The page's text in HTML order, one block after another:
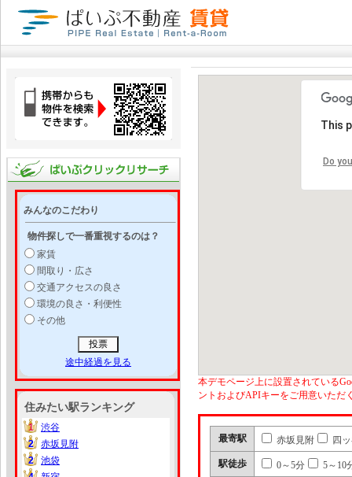
みんなのこだわり
物件探しで一番重視するのは？
家賃
間取り・広さ
交通アクセスの良さ
環境の良さ・利便性
その他
途中経過を見る
住みたい駅ランキング
1
1
渋谷
2
2
赤坂見附
2
2
池袋
This
Do
本デモページ上に設置されている
ントおよびAPIキーをご用意いただ
最寄駅 赤坂見附 四
駅徒歩 0～5分 5～10